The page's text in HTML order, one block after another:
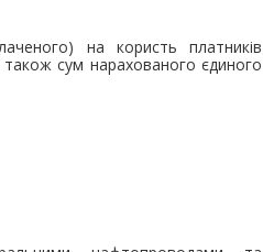
на користь платників
також сум нарахованого єдиного